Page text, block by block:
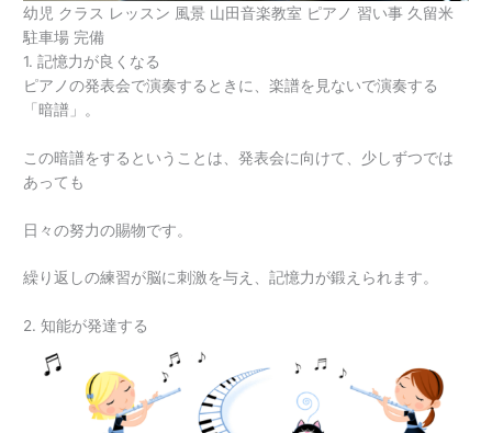
幼児 クラス レッスン 風景 山田音楽教室 ピアノ 習い事 久留米
駐車場 完備
1. 記憶力が良くなる
ピアノの発表会で演奏するときに、楽譜を見ないで演奏する
「暗譜」。
この暗譜をするということは、発表会に向けて、少しずつでは
あっても
日々の努力の賜物です。
繰り返しの練習が脳に刺激を与え、記憶力が鍛えられます。
2. 知能が発達する